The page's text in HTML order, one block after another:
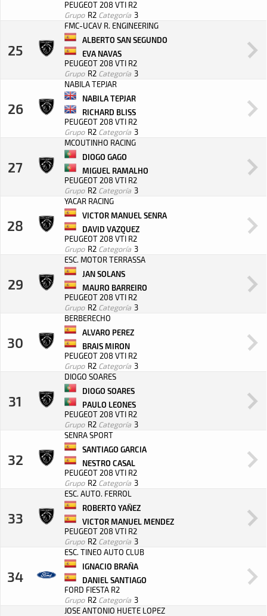
PEUGEOT 208 VTI R2
Grupo R2 Categoría 3
25
FMC-UCAV R. ENGINEERING
ALBERTO SAN SEGUNDO
EVA NAVAS
PEUGEOT 208 VTI R2
Grupo R2 Categoría 3
26
NABILA TEPJAR
NABILA TEPJAR
RICHARD BLISS
PEUGEOT 208 VTI R2
Grupo R2 Categoría 3
27
MCOUTINHO RACING
DIOGO GAGO
MIGUEL RAMALHO
PEUGEOT 208 VTI R2
Grupo R2 Categoría 3
28
YACAR RACING
VICTOR MANUEL SENRA
DAVID VAZQUEZ
PEUGEOT 208 VTI R2
Grupo R2 Categoría 3
29
ESC. MOTOR TERRASSA
JAN SOLANS
MAURO BARREIRO
PEUGEOT 208 VTI R2
Grupo R2 Categoría 3
30
BERBERECHO
ALVARO PEREZ
BRAIS MIRON
PEUGEOT 208 VTI R2
Grupo R2 Categoría 3
31
DIOGO SOARES
DIOGO SOARES
PAULO LEONES
PEUGEOT 208 VTI R2
Grupo R2 Categoría 3
32
SENRA SPORT
SANTIAGO GARCIA
NESTRO CASAL
PEUGEOT 208 VTI R2
Grupo R2 Categoría 3
33
ESC. AUTO. FERROL
ROBERTO YAÑEZ
VICTOR MANUEL MENDEZ
PEUGEOT 208 VTI R2
Grupo R2 Categoría 3
34
ESC. TINEO AUTO CLUB
IGNACIO BRAÑA
DANIEL SANTIAGO
FORD FIESTA R2
Grupo R2 Categoría 3
JOSE ANTONIO HUETE LOPEZ